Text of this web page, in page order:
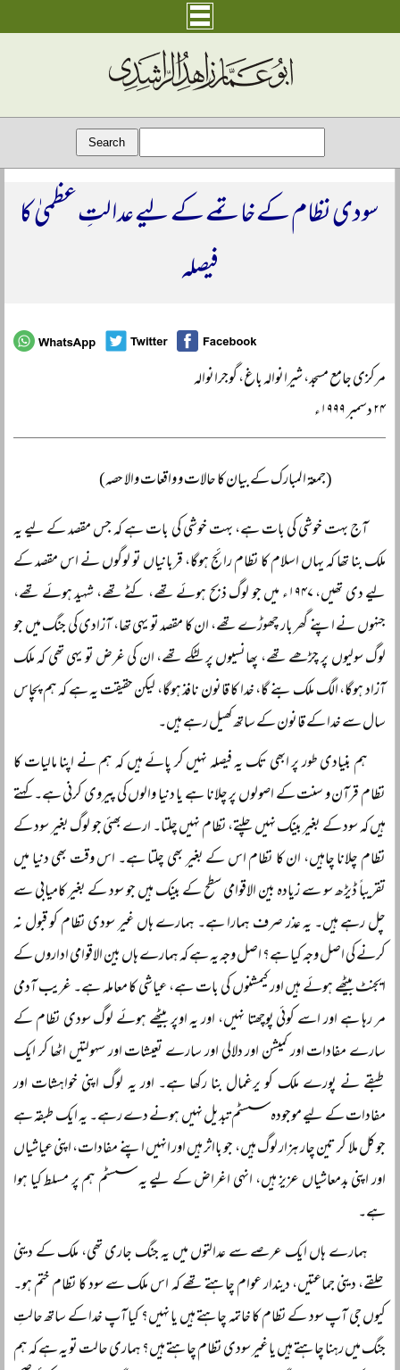
سودی نظام کے خاتمے کے لیے عدالتِ عظمیٰ کا
فیصلہ
مرکزی جامع مسجد، شیرانوالہ باغ، گوجرانوالہ
۲۴ دسمبر ۱۹۹۹ء
(جمعۃ المبارک کے بیان کا حالات و واقعات والا حصہ)
آج بہت خوشی کی بات ہے، بہت خوشی کی بات ہے کہ جس مقصد کے لیے یہ
ملک بنا تھا کہ یہاں اسلام کا نظام رائج ہوگا، قربانیاں تو لوگوں نے اس مقصد کے
لیے دی تھیں، ۱۹۴۷ء میں جو لوگ ذبح ہوئے تھے، کٹے تھے، شہید ہوئے تھے،
جنہوں نے اپنے گھر بار چھوڑے تھے، ان کا مقصد تو یہی تھا، آزادی کی جنگ میں جو
لوگ سولیوں پر چڑھے تھے، پھانسیوں پر لٹکے تھے، ان کی غرض تو یہی تھی کہ ملک
آزاد ہوگا، الگ ملک بنے گا، خدا کا قانون نافذ ہوگا، لیکن حقیقت یہ ہے کہ ہم پچاس
سال سے خدا کے قانون کے ساتھ کھیل رہے ہیں۔
ہم بنیادی طور پر ابھی تک یہ فیصلہ نہیں کر پائے ہیں کہ ہم نے اپنا مالیات کا
نظام قرآن و سنت کے اصولوں پر چلانا ہے یا دنیا والوں کی پیروی کرنی ہے۔ کہتے
ہیں کہ سود کے بغیر بینک نہیں چلتے، نظام نہیں چلتا۔ ارے بھئی جو لوگ بغیر سود کے
نظام چلانا چاہیں، ان کا نظام اس کے بغیر بھی چلتا ہے۔ اس وقت بھی دنیا میں
تقریباً‌ ڈیڑھ سو سے زیادہ بین الاقوامی سطح کے بینک ہیں جو سود کے بغیر کامیابی سے
چل رہے ہیں۔ یہ عذر صرف ہمارا ہے۔ ہمارے ہاں غیر سودی نظام کو قبول نہ
کرنے کی اصل وجہ کیا ہے؟ اصل وجہ یہ ہے کہ ہمارے ہاں بین الاقوامی اداروں کے
ایجنٹ بیٹھے ہوئے ہیں اور کیمشنوں کی بات ہے، عیاشی کا معاملہ ہے۔ غریب آدمی
مر رہا ہے اور اسے کوئی پوچھتا نہیں، اور یہ اوپر بیٹھے ہوئے لوگ سودی نظام کے
سارے مفادات اور کمیشن اور دلالی اور سارے تعیشات اور سہولتیں اٹھا کر ایک
طبقے نے پورے ملک کو یرغمال بنا رکھا ہے۔ اور یہ لوگ اپنی خواہشات اور
مفادات کے لیے موجودہ سسٹم تبدیل نہیں ہونے دے رہے۔ یہ ایک طبقہ ہے
جو کل ملا کر تین چار ہزار لوگ ہیں، جو بااثر ہیں اور انہیں اپنے مفادات، اپنی عیاشیاں
اور اپنی بدمعاشیاں عزیز ہیں، انہی اغراض کے لیے یہ سسٹم ہم پر مسلط کیا ہوا
ہے۔
ہمارے ہاں ایک عرصے سے عدالتوں میں یہ جنگ جاری تھی، ملک کے دینی
حلقے، دینی جماعتیں، دیندار عوام چاہتے تھے کہ اس ملک سے سود کا نظام ختم ہو۔
کیوں جی آپ سود کے نظام کا خاتمہ چاہتے ہیں یا نہیں؟ کیا آپ خدا کے ساتھ حالتِ
جنگ میں رہنا چاہتے ہیں یا غیر سودی نظام چاہتے ہیں؟ ہماری حالت تو یہ ہے کہ ہم